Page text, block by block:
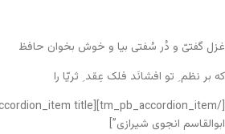
غزل گفتیّ و دُر سُفتی بیا و خوش بخوان حافظ
که بر نظم ِ تو افشانَد فلک عِقد ِ ثریّا را
ابوالقاسم انجوی شیرازی”]